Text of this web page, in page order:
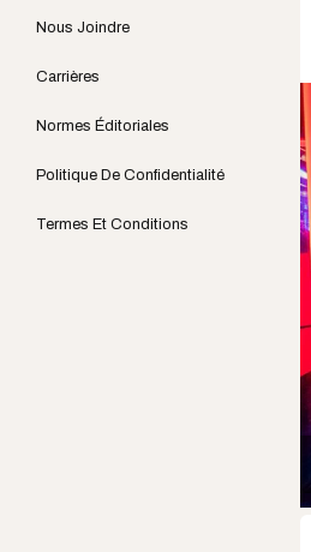
Nous Joindre
Carrières
Normes Éditoriales
Politique De Confidentialité
Termes Et Conditions